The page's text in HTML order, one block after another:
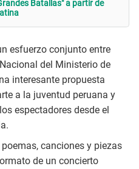
Batallas" a partir de
esfuerzo conjunto entre
del Ministerio de
interesante propuesta
a la juventud peruana y
espectadores desde el
canciones y piezas
de un concierto